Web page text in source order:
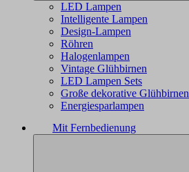
LED Lampen
Intelligente Lampen
Design-Lampen
Röhren
Halogenlampen
Vintage Glühbirnen
LED Lampen Sets
Große dekorative Glühbirnen
Energiesparlampen
Mit Fernbedienung